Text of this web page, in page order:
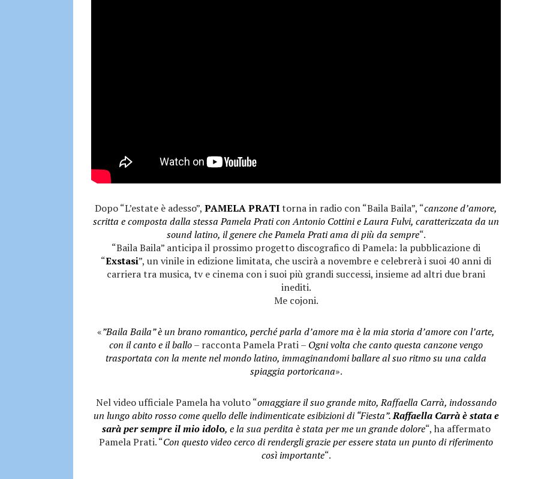
Dopo “L’estate è adesso”,PAMELA PRATItorna in radio con “Baila Baila”, “canzone d’amore,
scritta e composta dalla stessa Pamela Prati con Antonio Cottini e Laura Fulvi, caratterizzata da un
sound latino, il genere che Pamela Prati ama di più da sempre“.
“Baila Baila” anticipa il prossimo progetto discografico di Pamela: la pubblicazione di
“Exstasi”, un vinile in edizione limitata, che uscirà a novembre e celebrerà i suoi 40 anni di
carriera tra musica, tv e cinema con i suoi più grandi successi, insieme ad altri due brani
inediti.
Me cojoni.
«”Baila Baila” è un brano romantico, perché parla d’amore ma è la mia storia d’amore con l’arte,
con il canto e il ballo– racconta Pamela Prati – Ogni volta che canto questa canzone vengo
trasportata con la mente nel mondo latino, immaginandomi ballare al suo ritmo su una calda
spiaggia portoricana».
Nel video ufficiale Pamela ha voluto “omaggiare il suo grande mito, Raffaella Carrà, indossando
un lungo abito rosso come quello delle indimenticate esibizioni di “Fiesta”.Raffaella Carrà è stata e
sarà per sempre il mio idolo, e la sua perdita è stata per me un grande dolore“, ha affermato
Pamela Prati. “Con questo video cerco di rendergli grazie per essere stata un punto di riferimento
così importante“.